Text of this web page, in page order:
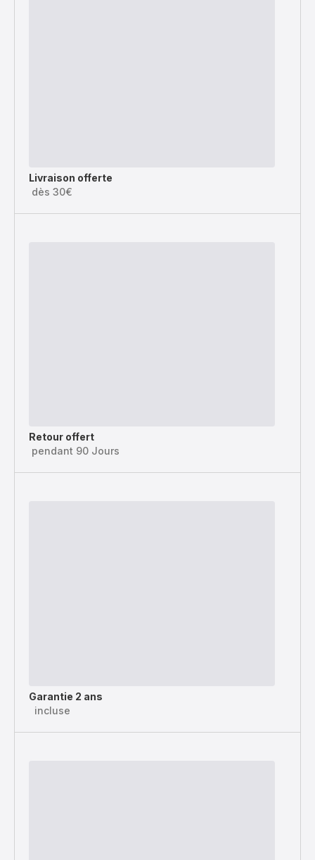
Livraison offerte
dès 30€
Retour offert
pendant 90 Jours
Garantie 2 ans
incluse